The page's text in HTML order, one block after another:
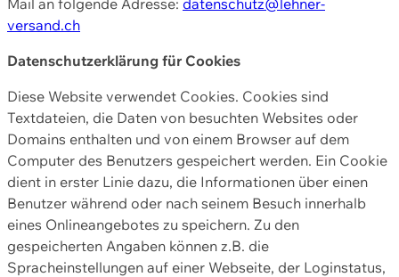
versand.ch
Datenschutzerklärung für Cookies
Diese Website verwendet Cookies. Cookies sind
Textdateien, die Daten von besuchten Websites oder
Domains enthalten und von einem Browser auf dem
Computer des Benutzers gespeichert werden. Ein Cookie
dient in erster Linie dazu, die Informationen über einen
Benutzer während oder nach seinem Besuch innerhalb
eines Onlineangebotes zu speichern. Zu den
gespeicherten Angaben können z.B. die
Spracheinstellungen auf einer Webseite, der Loginstatus,